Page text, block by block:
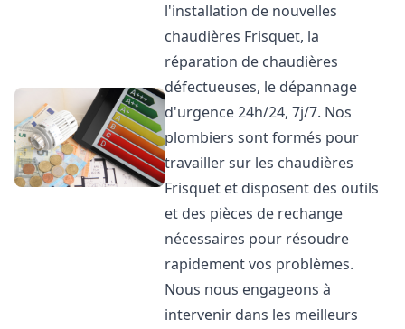
l'installation de nouvelles
chaudières Frisquet, la
réparation de chaudières
défectueuses, le dépannage
d'urgence 24h/24, 7j/7. Nos
plombiers sont formés pour
travailler sur les chaudières
Frisquet et disposent des outils
et des pièces de rechange
nécessaires pour résoudre
rapidement vos problèmes.
Nous nous engageons à
intervenir dans les meilleurs